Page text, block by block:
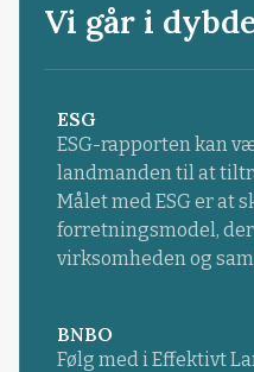
Vi går i
ESG
ESG-rapporten kan
landmanden til at
Målet med ESG er at
forretningsmodel,
virksomheden og
BNBO
Følg med i Effektivt